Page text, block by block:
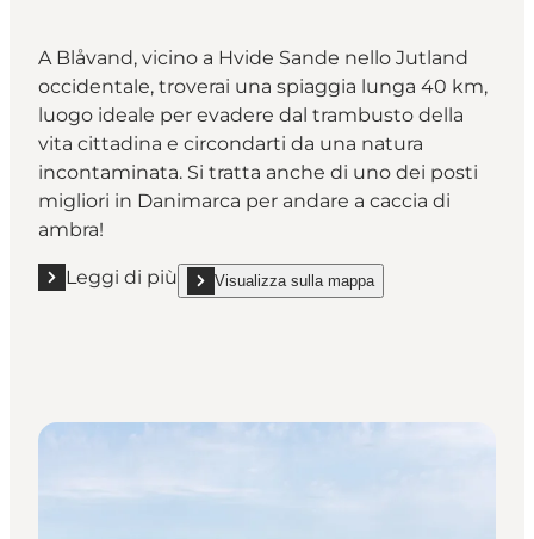
A Blåvand, vicino a Hvide Sande nello Jutland
occidentale, troverai una spiaggia lunga 40 km,
luogo ideale per evadere dal trambusto della
vita cittadina e circondarti da una natura
incontaminata. Si tratta anche di uno dei posti
migliori in Danimarca per andare a caccia di
ambra!
Leggi di più
Leggi di più "La spiaggia di Blåvand "
Visualizza sulla mappa